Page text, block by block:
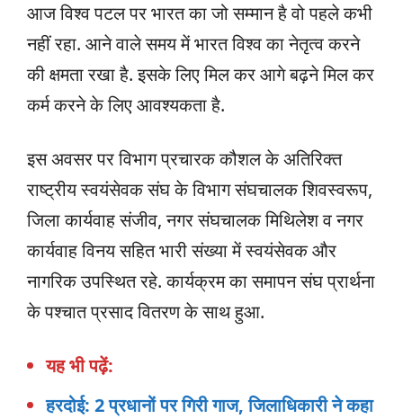
आज विश्व पटल पर भारत का जो सम्मान है वो पहले कभी
नहीं रहा. आने वाले समय में भारत विश्व का नेतृत्व करने
की क्षमता रखा है. इसके लिए मिल कर आगे बढ़ने मिल कर
कर्म करने के लिए आवश्यकता है.
इस अवसर पर विभाग प्रचारक कौशल के अतिरिक्त
राष्ट्रीय स्वयंसेवक संघ के विभाग संघचालक शिवस्वरूप,
जिला कार्यवाह संजीव, नगर संघचालक मिथिलेश व नगर
कार्यवाह विनय सहित भारी संख्या में स्वयंसेवक और
नागरिक उपस्थित रहे. कार्यक्रम का समापन संघ प्रार्थना
के पश्चात प्रसाद वितरण के साथ हुआ.
यह भी पढ़ें:
हरदोई: 2 प्रधानों पर गिरी गाज, जिलाधिकारी ने कहा